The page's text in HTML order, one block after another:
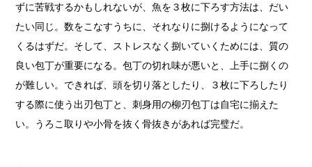
ずに苦戦するかもしれないが、魚を３枚に下ろす方法は、だい
たい同じ。数をこなすうちに、それなりに捌けるようになって
くるはずだ。そして、ストレスなく捌いていくためには、質の
良い包丁が重要になる。包丁の切れ味が悪いと、上手に捌くの
が難しい。できれば、頭を切り落としたり、３枚に下ろしたり
する際に使う出刃包丁と、刺身用の柳刃包丁は自宅に揃えた
い。うろこ取りや小骨を抜く骨抜きがあれば完璧だ。